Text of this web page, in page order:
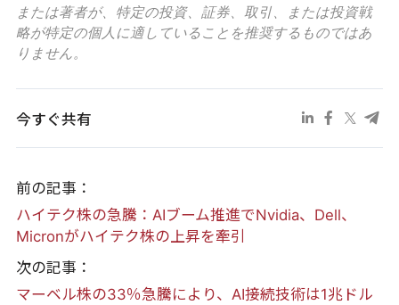
または著者が、特定の投資、証券、取引、または投資戦
略が特定の個人に適していることを推奨するものではあ
りません。
今すぐ共有
前の記事：
ハイテク株の急騰：AIブーム推進でNvidia、Dell、
Micronがハイテク株の上昇を牽引
次の記事：
マーベル株の33％急騰により、AI接続技術は1兆ドル